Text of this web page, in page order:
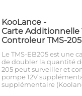
KooLance -
Carte Additionnelle
Controleur TMS-205
Le TMS-EB205 est une
de doubler la quantité
205 peut surveiller et
pompe 12V
supplémentaire